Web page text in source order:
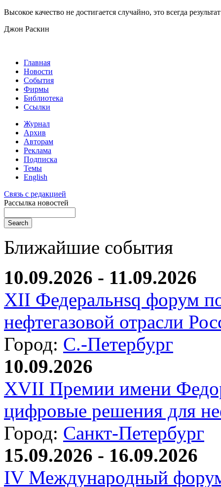
Высокое качество не достигается случайно, это всегда
Джон Раскин
Главная
Новости
События
Фирмы
Библиотека
Ссылки
Журнал
Архив
Авторам
Реклама
Подписка
Темы
English
Связь с редакцией
Рассылка новостей
Ближайшие события
10.09.2026 - 11.09.2026
XII Федеральнsq форум
нефтегазовой отрасли
Город: С.-Петербург
10.09.2026
XVII Премии имени
цифровые решения для
Город: Санкт-Петербург
15.09.2026 - 16.09.2026
IV Международный